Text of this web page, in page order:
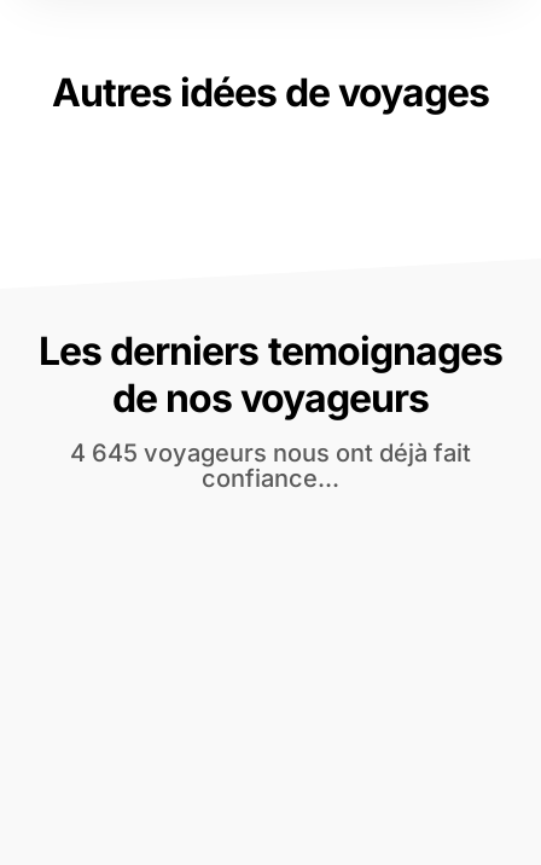
Autres idées de voyages
Les derniers temoignages
de nos voyageurs
4 645 voyageurs nous ont déjà fait
confiance...